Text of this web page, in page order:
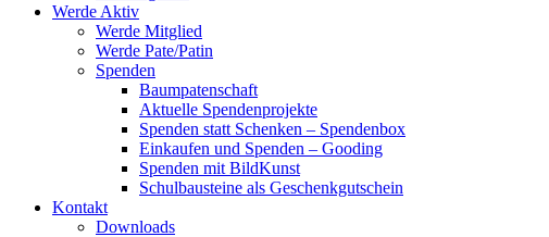
Werde Aktiv
Werde Mitglied
Werde Pate/Patin
Spenden
Baumpatenschaft
Aktuelle Spendenprojekte
Spenden statt Schenken – Spendenbox
Einkaufen und Spenden – Gooding
Spenden mit BildKunst
Schulbausteine als Geschenkgutschein
Kontakt
Downloads